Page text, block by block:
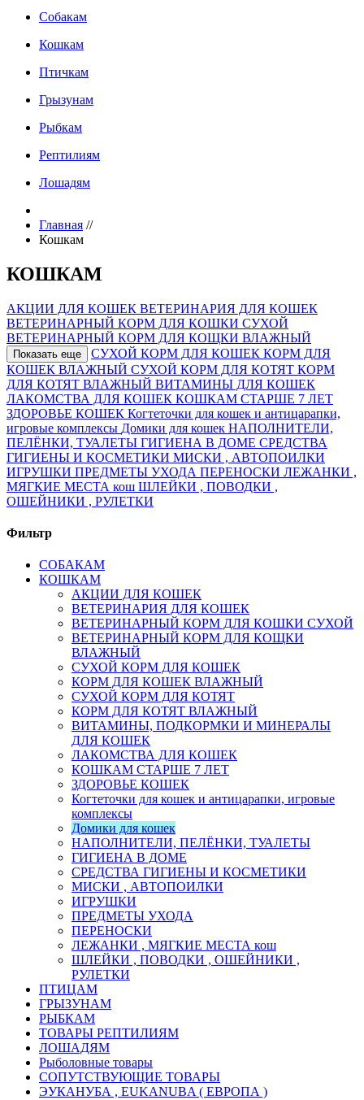
Собакам
Кошкам
Птичкам
Грызунам
Рыбкам
Рептилиям
Лошадям
Главная //
Кошкам
КОШКАМ
АКЦИИ ДЛЯ КОШЕК ВЕТЕРИНАРИЯ ДЛЯ КОШЕК
ВЕТЕРИНАРНЫЙ КОРМ ДЛЯ КОШКИ СУХОЙ
ВЕТЕРИНАРНЫЙ КОРМ ДЛЯ КОЩКИ ВЛАЖНЫЙ
Показать еще СУХОЙ КОРМ ДЛЯ КОШЕК КОРМ ДЛЯ
КОШЕК ВЛАЖНЫЙ СУХОЙ КОРМ ДЛЯ КОТЯТ КОРМ
ДЛЯ КОТЯТ ВЛАЖНЫЙ ВИТАМИНЫ ДЛЯ КОШЕК
ЛАКОМСТВА ДЛЯ КОШЕК КОШКАМ СТАРШЕ 7 ЛЕТ
ЗДОРОВЬЕ КОШЕК Когтеточки для кошек и антицарапки,
игровые комплексы Домики для кошек НАПОЛНИТЕЛИ,
ПЕЛЁНКИ, ТУАЛЕТЫ ГИГИЕНА В ДОМЕ СРЕДСТВА
ГИГИЕНЫ И КОСМЕТИКИ МИСКИ , АВТОПОИЛКИ
ИГРУШКИ ПРЕДМЕТЫ УХОДА ПЕРЕНОСКИ ЛЕЖАНКИ ,
МЯГКИЕ МЕСТА кош ШЛЕЙКИ , ПОВОДКИ ,
ОШЕЙНИКИ , РУЛЕТКИ
Фильтр
СОБАКАМ
КОШКАМ
АКЦИИ ДЛЯ КОШЕК
ВЕТЕРИНАРИЯ ДЛЯ КОШЕК
ВЕТЕРИНАРНЫЙ КОРМ ДЛЯ КОШКИ СУХОЙ
ВЕТЕРИНАРНЫЙ КОРМ ДЛЯ КОЩКИ
ВЛАЖНЫЙ
СУХОЙ КОРМ ДЛЯ КОШЕК
КОРМ ДЛЯ КОШЕК ВЛАЖНЫЙ
СУХОЙ КОРМ ДЛЯ КОТЯТ
КОРМ ДЛЯ КОТЯТ ВЛАЖНЫЙ
ВИТАМИНЫ, ПОДКОРМКИ И МИНЕРАЛЫ
ДЛЯ КОШЕК
ЛАКОМСТВА ДЛЯ КОШЕК
КОШКАМ СТАРШЕ 7 ЛЕТ
ЗДОРОВЬЕ КОШЕК
Когтеточки для кошек и антицарапки, игровые
комплексы
Домики для кошек
НАПОЛНИТЕЛИ, ПЕЛЁНКИ, ТУАЛЕТЫ
ГИГИЕНА В ДОМЕ
СРЕДСТВА ГИГИЕНЫ И КОСМЕТИКИ
МИСКИ , АВТОПОИЛКИ
ИГРУШКИ
ПРЕДМЕТЫ УХОДА
ПЕРЕНОСКИ
ЛЕЖАНКИ , МЯГКИЕ МЕСТА кош
ШЛЕЙКИ , ПОВОДКИ , ОШЕЙНИКИ ,
РУЛЕТКИ
ПТИЦАМ
ГРЫЗУНАМ
РЫБКАМ
ТОВАРЫ РЕПТИЛИЯМ
ЛОШАДЯМ
Рыболовные товары
СОПУТСТВУЮЩИЕ ТОВАРЫ
ЭУКАНУБА , EUKANUBA ( ЕВРОПА )